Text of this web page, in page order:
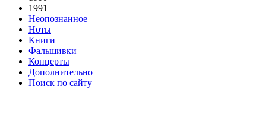
1991
Неопознанное
Ноты
Книги
Фальшивки
Концерты
Дополнительно
Поиск по сайту